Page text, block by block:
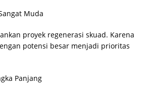
Muda
proyek regenerasi skuad. Karena
potensi besar menjadi prioritas
Panjang